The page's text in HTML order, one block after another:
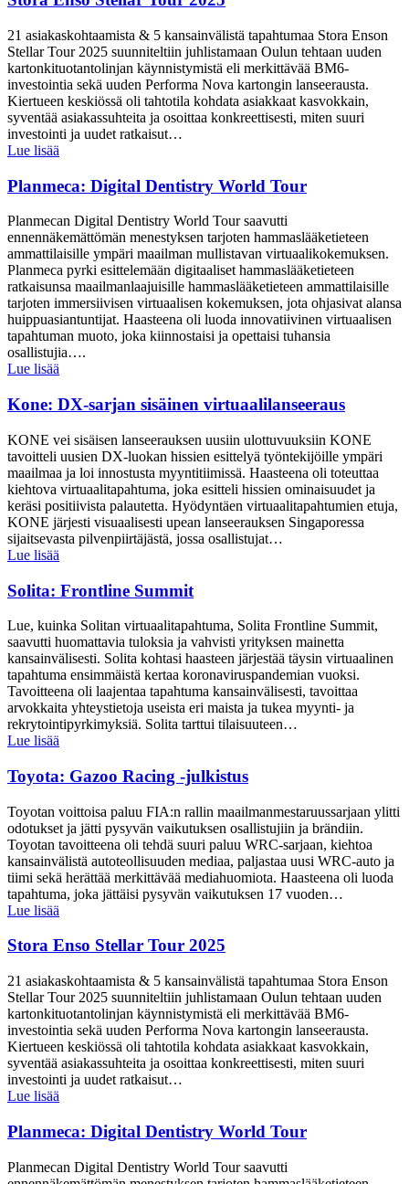
21 asiakaskohtaamista & 5 kansainvälistä tapahtumaa Stora Enson
Stellar Tour 2025 suunniteltiin juhlistamaan Oulun tehtaan uuden
kartonkituotantolinjan käynnistymistä eli merkittävää BM6-
investointia sekä uuden Performa Nova kartongin lanseerausta.
Kiertueen keskiössä oli tahtotila kohdata asiakkaat kasvokkain,
syventää asiakassuhteita ja osoittaa konkreettisesti, miten suuri
investointi ja uudet ratkaisut…
Lue lisää
Planmeca: Digital Dentistry World Tour
Planmecan Digital Dentistry World Tour saavutti
ennennäkemättömän menestyksen tarjoten hammaslääketieteen
ammattilaisille ympäri maailman mullistavan virtuaalikokemuksen.
Planmeca pyrki esittelemään digitaaliset hammaslääketieteen
ratkaisunsa maailmanlaajuisille hammaslääketieteen ammattilaisille
tarjoten immersiivisen virtuaalisen kokemuksen, jota ohjasivat alansa
huippuasiantuntijat. Haasteena oli luoda innovatiivinen virtuaalisen
tapahtuman muoto, joka kiinnostaisi ja opettaisi tuhansia
osallistujia….
Lue lisää
Kone: DX-sarjan sisäinen virtuaalilanseeraus
KONE vei sisäisen lanseerauksen uusiin ulottuvuuksiin KONE
tavoitteli uusien DX-luokan hissien esittelyä työntekijöille ympäri
maailmaa ja loi innostusta myyntitiimissä. Haasteena oli toteuttaa
kiehtova virtuaalitapahtuma, joka esitteli hissien ominaisuudet ja
keräsi positiivista palautetta. Hyödyntäen virtuaalitapahtumien etuja,
KONE järjesti visuaalisesti upean lanseerauksen Singaporessa
sijaitsevasta pilvenpiirtäjästä, jossa osallistujat…
Lue lisää
Solita: Frontline Summit
Lue, kuinka Solitan virtuaalitapahtuma, Solita Frontline Summit,
saavutti huomattavia tuloksia ja vahvisti yrityksen mainetta
kansainvälisesti. Solita kohtasi haasteen järjestää täysin virtuaalinen
tapahtuma ensimmäistä kertaa koronaviruspandemian vuoksi.
Tavoitteena oli laajentaa tapahtuma kansainvälisesti, tavoittaa
arvokkaita yhteystietoja useista eri maista ja tukea myynti- ja
rekrytointipyrkimyksiä. Solita tarttui tilaisuuteen…
Lue lisää
Toyota: Gazoo Racing -julkistus
Toyotan voittoisa paluu FIA:n rallin maailmanmestaruussarjaan ylitti
odotukset ja jätti pysyvän vaikutuksen osallistujiin ja brändiin.
Toyotan tavoitteena oli tehdä suuri paluu WRC-sarjaan, kiehtoa
kansainvälistä autoteollisuuden mediaa, paljastaa uusi WRC-auto ja
tiimi sekä herättää merkittävää mediahuomiota. Haasteena oli luoda
tapahtuma, joka jättäisi pysyvän vaikutuksen 17 vuoden…
Lue lisää
Stora Enso Stellar Tour 2025
21 asiakaskohtaamista & 5 kansainvälistä tapahtumaa Stora Enson
Stellar Tour 2025 suunniteltiin juhlistamaan Oulun tehtaan uuden
kartonkituotantolinjan käynnistymistä eli merkittävää BM6-
investointia sekä uuden Performa Nova kartongin lanseerausta.
Kiertueen keskiössä oli tahtotila kohdata asiakkaat kasvokkain,
syventää asiakassuhteita ja osoittaa konkreettisesti, miten suuri
investointi ja uudet ratkaisut…
Lue lisää
Planmeca: Digital Dentistry World Tour
Planmecan Digital Dentistry World Tour saavutti